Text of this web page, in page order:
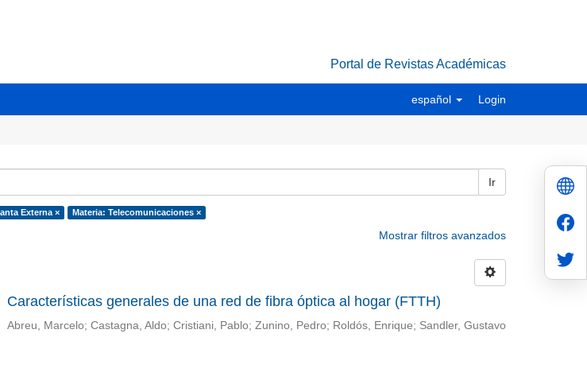
Portal de Revistas Académicas
español Login
Ir
Externa × Materia: Telecomunicaciones ×
Mostrar filtros avanzados
Características generales de una red de fibra óptica al hogar (FTTH)
Abreu, Marcelo; Castagna, Aldo; Cristiani, Pablo; Zunino, Pedro; Roldós, Enrique; Sandler, Gustavo